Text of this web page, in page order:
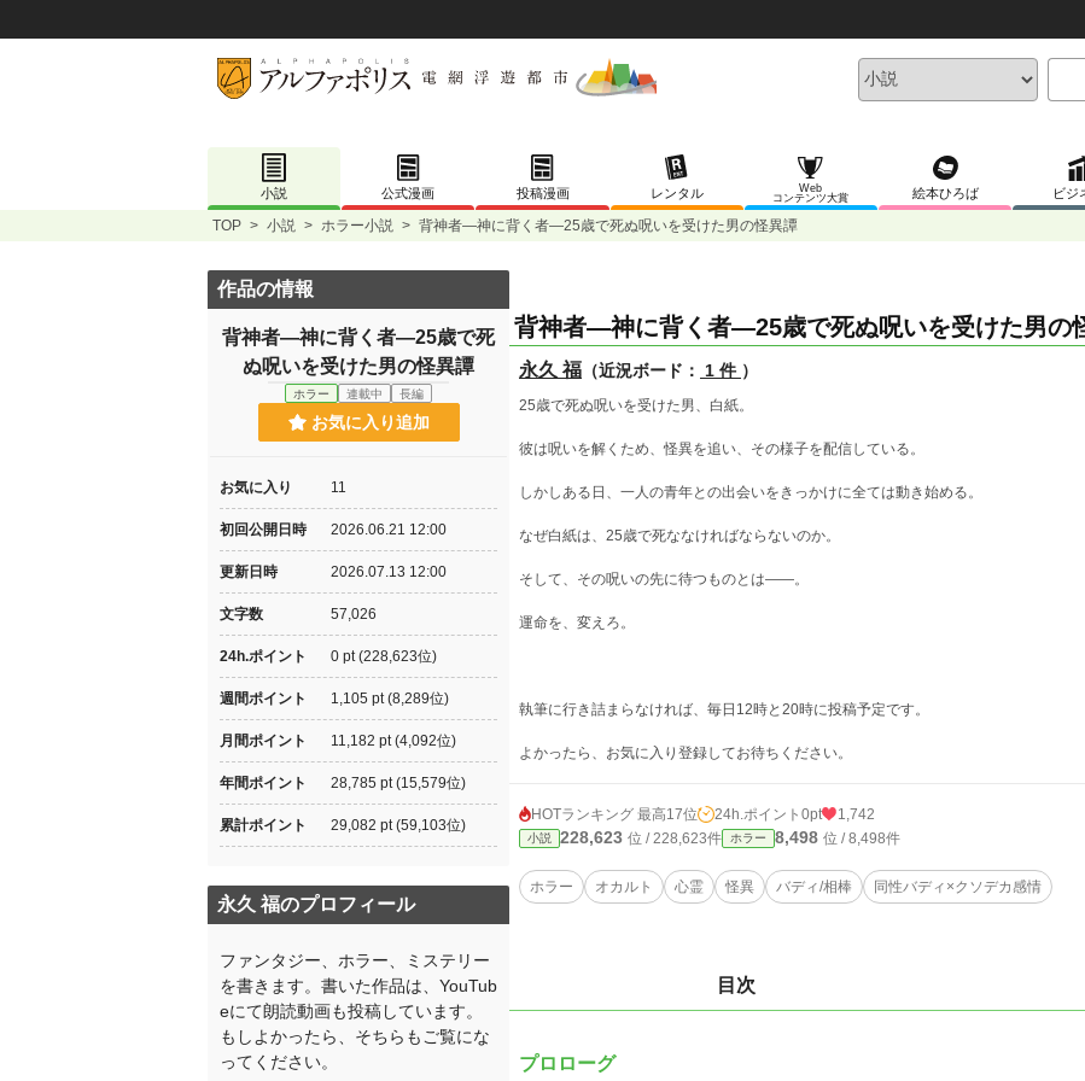
小説 公式漫画 投稿漫画 レンタル
Web
コンテンツ大賞
絵本ひろば ビジ
TOP > 小説 > ホラー小説 > 背神者―神に背く者―25歳で死ぬ呪いを受けた男の怪異譚
背神者―神に背く者―25歳で死ぬ呪いを受けた男の
永久 福 （近況ボード： 1 件 ）
25歳で死ぬ呪いを受けた男、白紙。
彼は呪いを解くため、怪異を追い、その様子を配信している。
しかしある日、一人の青年との出会いをきっかけに全ては動き始める。
なぜ白紙は、25歳で死ななければならないのか。
そして、その呪いの先に待つものとは――。
運命を、変えろ。
執筆に行き詰まらなければ、毎日12時と20時に投稿予定です。
よかったら、お気に入り登録してお待ちください。
HOTランキング 最高17位 24h.ポイント 0pt 1,742
小説 228,623 位 / 228,623件 ホラー 8,498 位 / 8,498件
ホラー オカルト 心霊 怪異 バディ/相棒 同性バディ×クソデカ感情
目次
プロローグ
作品の情報
背神者―神に背く者―25歳で死
ぬ呪いを受けた男の怪異譚
ホラー 連載中 長編
お気に入り追加
お気に入り 11
初回公開日時 2026.06.21 12:00
更新日時 2026.07.13 12:00
文字数 57,026
24h.ポイント 0 pt (228,623位)
週間ポイント 1,105 pt (8,289位)
月間ポイント 11,182 pt (4,092位)
年間ポイント 28,785 pt (15,579位)
累計ポイント 29,082 pt (59,103位)
永久 福のプロフィール
ファンタジー、ホラー、ミステリー
を書きます。書いた作品は、YouTub
eにて朗読動画も投稿しています。
もしよかったら、そちらもご覧にな
ってください。